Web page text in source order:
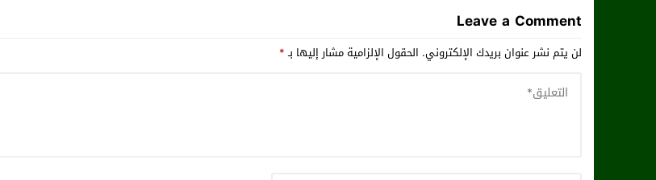
Leave a Comment
لن يتم نشر عنوان بريدك الإلكتروني. الحقول الإلزامية مشار إليها بـ*